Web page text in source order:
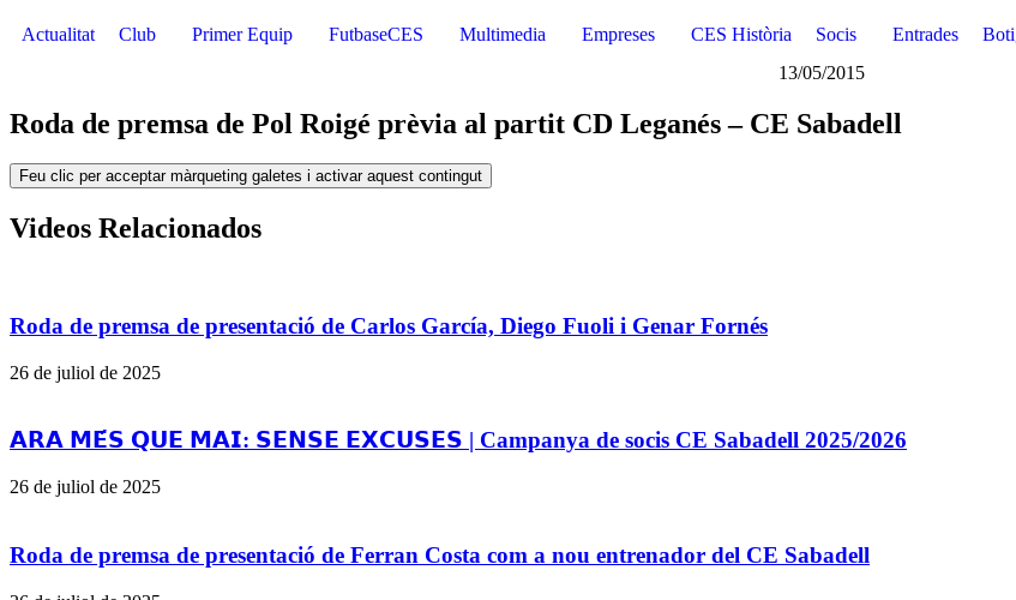
Actualitat Club Primer Equip FutbaseCES Multimedia Empreses CES Història Socis Entrades
13/05/2015
Roda de premsa de Pol Roigé prèvia al partit CD Leganés – CE Sabadell
Feu clic per acceptar màrqueting galetes i activar aquest contingut
Videos Relacionados
Roda de premsa de presentació de Carlos García, Diego Fuoli i Genar Fornés
26 de juliol de 2025
𝗔𝗥𝗔 𝗠𝗘́𝗦 𝗤𝗨𝗘 𝗠𝗔𝗜: 𝗦𝗘𝗡𝗦𝗘 𝗘𝗫𝗖𝗨𝗦𝗘𝗦 | Campanya de socis CE Sabadell 2025/2026
26 de juliol de 2025
Roda de premsa de presentació de Ferran Costa com a nou entrenador del CE Sabadell